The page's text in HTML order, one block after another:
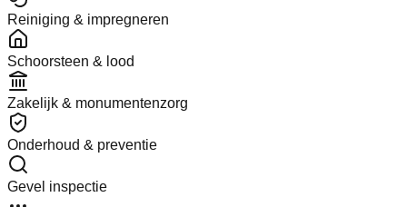
Reiniging & impregneren
Schoorsteen & lood
Zakelijk & monumentenzorg
Onderhoud & preventie
Gevel inspectie